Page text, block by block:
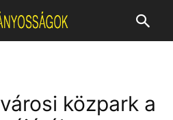
közpark a